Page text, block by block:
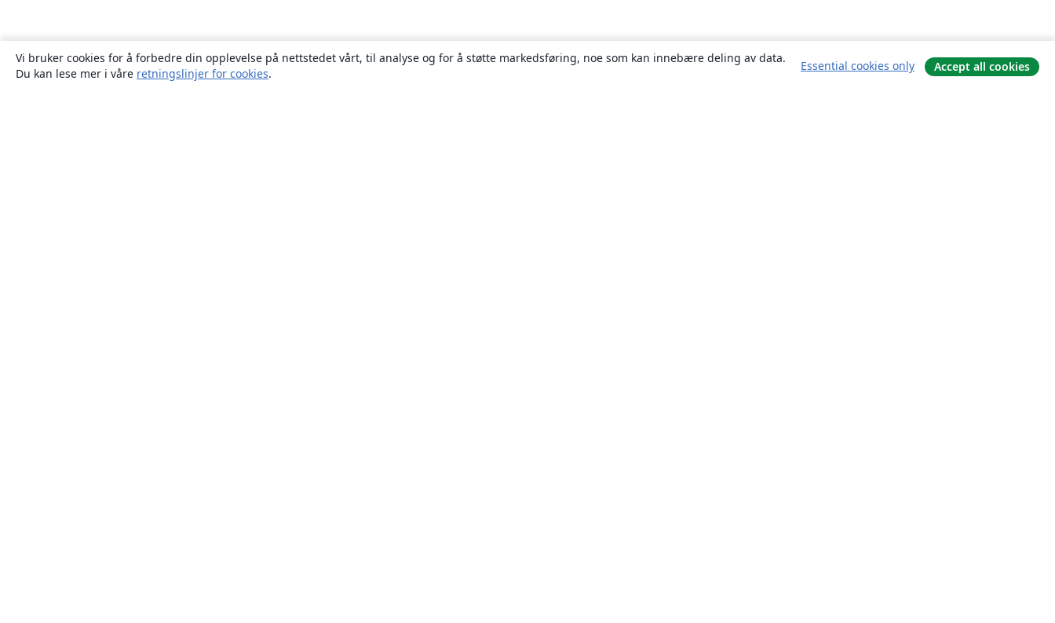
Vi bruker cookies for å forbedre din opplevelse på nettstedet vårt, til analyse og for å støtte markedsføring, noe som kan innebære deling av data.
Du kan lese mer i våre retningslinjer for cookies.
Essential cookies only Accept all cookies